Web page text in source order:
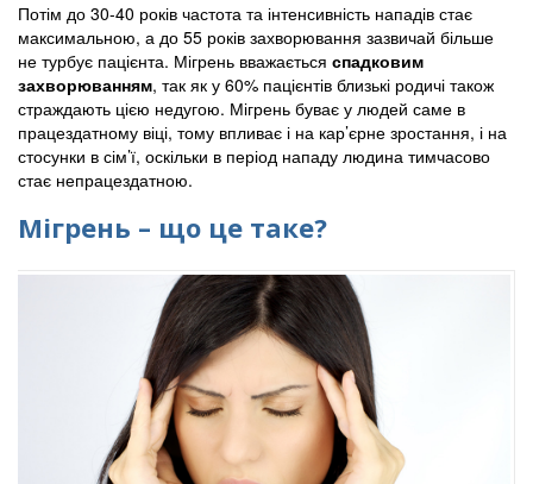
Потім до 30-40 років частота та інтенсивність нападів стає
максимальною, а до 55 років захворювання зазвичай більше
не турбує пацієнта. Мігрень вважається спадковим
захворюванням, так як у 60% пацієнтів близькі родичі також
страждають цією недугою. Мігрень буває у людей саме в
працездатному віці, тому впливає і на кар’єрне зростання, і на
стосунки в сім’ї, оскільки в період нападу людина тимчасово
стає непрацездатною.
Мігрень – що це таке?